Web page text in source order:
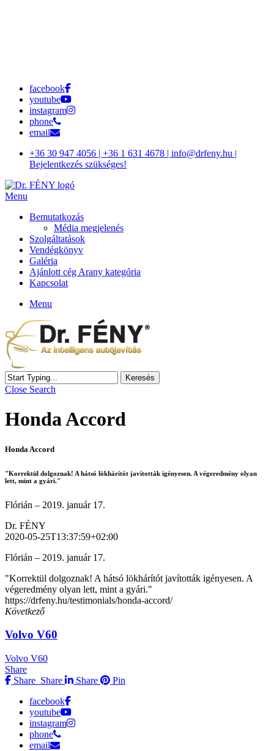
facebook
youtube
instagram
phone
email
+36 30 947 4056 | +36 1 631 4678 | info@drfeny.hu |
Bejelentkezés szükséges!
Menu
Bemutatkozás
Média megjelenés
Szolgáltatások
Vendégkönyv
Galéria
Ajánlott cég Arany kategória
Kapcsolat
Menu
Keresés
Close Search
Honda Accord
Honda Accord
"Korrektül dolgoznak! A hátsó lökhárítót javították igényesen. A végeredmény olyan
lett, mint a gyári."
Flórián – 2019. január 17.
Dr. FÉNY
2020-05-25T13:37:59+02:00
Flórián – 2019. január 17.
"Korrektül dolgoznak! A hátsó lökhárítót javították igényesen. A
végeredmény olyan lett, mint a gyári."
https://drfeny.hu/testimonials/honda-accord/
Következő
Volvo V60
Volvo V60
Share
Share Share Share
Pin
facebook
youtube
instagram
phone
email